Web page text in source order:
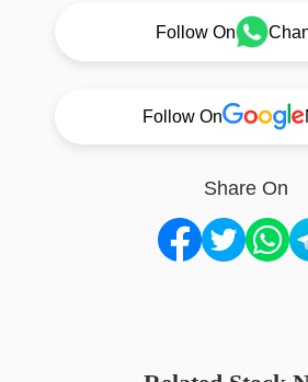
Follow On
Follow On
Share On